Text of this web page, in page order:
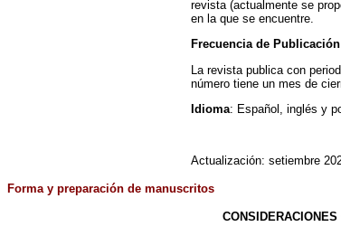
revista (actualmente se
en la que se encuentre.
Frecuencia de Publicación
La revista publica con
número tiene un mes de
Idioma: Español, inglés y
Actualización: setiembre
Forma y preparación de manuscritos